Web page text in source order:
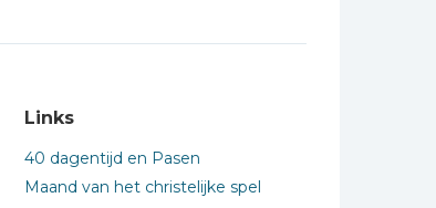
Links
40 dagentijd en Pasen
Maand van het christelijke spel